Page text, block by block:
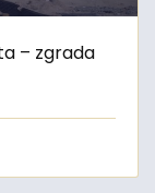
– zgrada